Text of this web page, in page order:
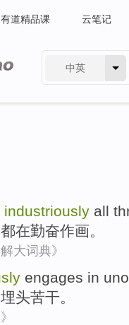
有道精品课 云笔记
中英
industriously all
都在勤奋作画。
大词典》
engages in
埋头苦干。